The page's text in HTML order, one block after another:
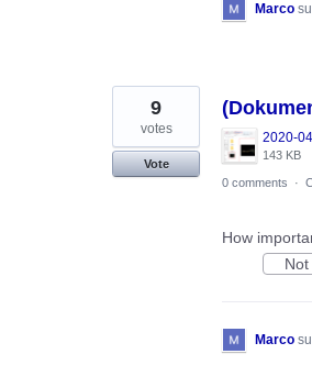
Marco
143 KB
9
votes
Vote
0 comments
·
How
Marco